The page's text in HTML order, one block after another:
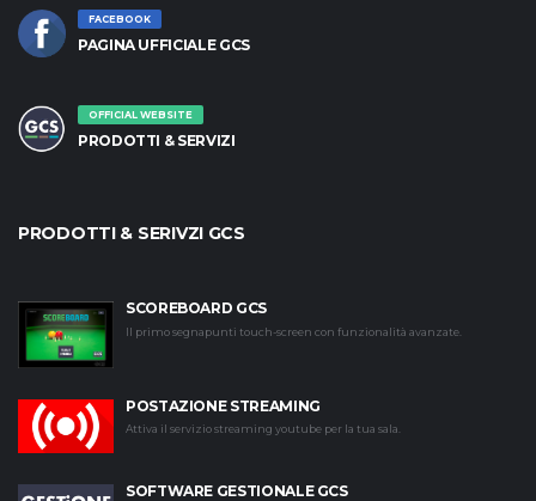
FACEBOOK
PAGINA UFFICIALE GCS
OFFICIAL WEBSITE
PRODOTTI & SERVIZI
PRODOTTI & SERIVZI GCS
SCOREBOARD GCS
Il primo segnapunti touch-screen con funzionalità avanzate.
POSTAZIONE STREAMING
Attiva il servizio streaming youtube per la tua sala.
SOFTWARE GESTIONALE GCS